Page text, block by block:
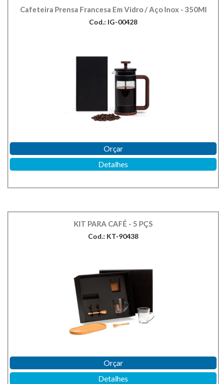
Cafeteira Prensa Francesa Em Vidro / Aço Inox - 350Ml
Cod.: IG-00428
Orçar
Detalhes
KIT PARA CAFÉ - 5 PÇS
Cod.: KT-90438
Orçar
Detalhes